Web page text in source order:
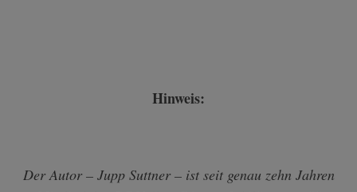
Hinweis:
Der Autor – Jupp Suttner – ist seit genau zehn Jahren